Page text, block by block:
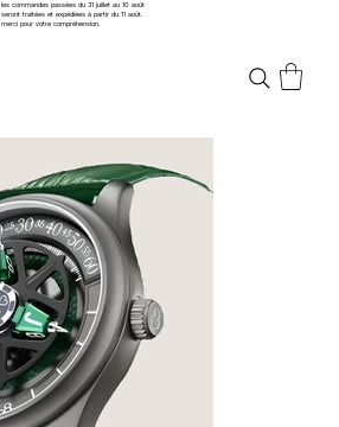
les commandes passées du 31 juillet au 10 août
seront traitées et expédiées à partir du 11 août.
merci pour votre compréhension.